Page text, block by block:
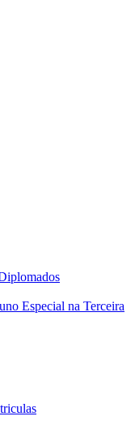
Especial na Terceira